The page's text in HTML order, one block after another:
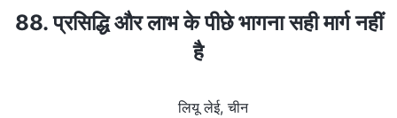
88. प्रसिद्धि और लाभ के पीछे भागना सही मार्ग नहीं
है
लियू लेई, चीन